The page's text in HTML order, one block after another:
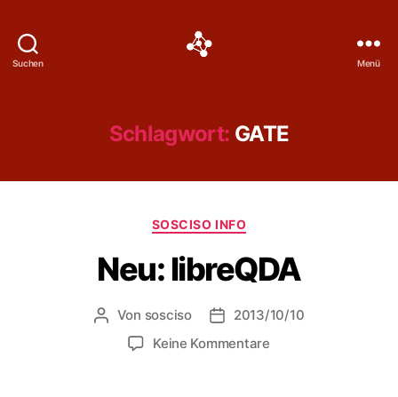
Suchen Menü
Schlagwort: GATE
Kategorien
SOSCISO INFO
Neu: libreQDA
Beitragsautor
Von sosciso Veröffentlichungsdatum
2013/10/10
Keine Kommentarezu